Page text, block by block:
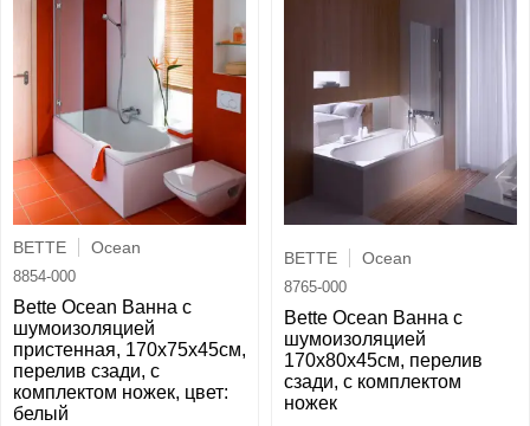
BETTE Ocean
8854-000
Bette Ocean Ванна с
шумоизоляцией
пристенная, 170х75х45см,
перелив сзади, с
комплектом ножек, цвет:
белый
BETTE Ocean
8765-000
Bette Ocean Ванна с
шумоизоляцией
170х80х45см, перелив
сзади, с комплектом
ножек